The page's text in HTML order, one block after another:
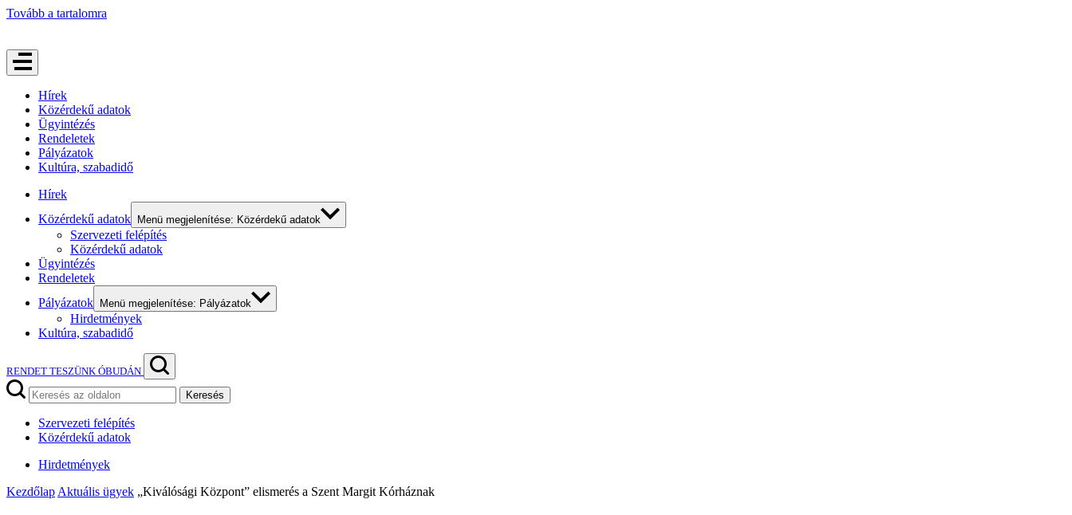
Tovább a tartalomra
Hírek
Közérdekű adatok
Ügyintézés
Rendeletek
Pályázatok
Kultúra, szabadidő
Hírek
Közérdekű adatok
Menü megjelenítése: Közérdekű adatok
Szervezeti felépítés
Közérdekű adatok
Ügyintézés
Rendeletek
Pályázatok
Menü megjelenítése: Pályázatok
Hirdetmények
Kultúra, szabadidő
RENDET TESZÜNK ÓBUDÁN
Keresés
Szervezeti felépítés
Közérdekű adatok
Hirdetmények
Kezdőlap Aktuális ügyek „Kiválósági Központ” elismerés a Szent Margit Kórháznak